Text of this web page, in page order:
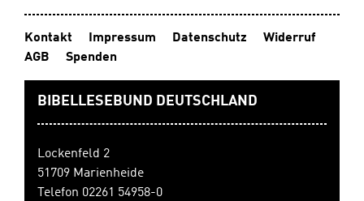
Kontakt Impressum Datenschutz
Widerruf
AGB
Spenden
BIBELLESEBUND DEUTSCHLAND
Lockenfeld 2
51709 Marienheide
Telefon 02261 54958-0